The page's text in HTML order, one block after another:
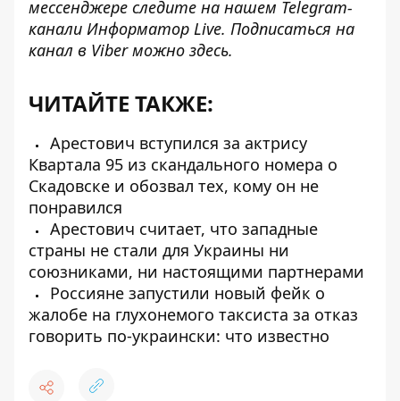
мессенджере следите на нашем Telegram-
канали Информатор Live. Подписаться на
канал в Viber можно здесь.
ЧИТАЙТЕ ТАКЖЕ:
Арестович вступился за актрису
Квартала 95 из скандального номера о
Скадовске и обозвал тех, кому он не
понравился
Арестович считает, что западные
страны не стали для Украины ни
союзниками, ни настоящими партнерами
Россияне запустили новый фейк о
жалобе на глухонемого таксиста за отказ
говорить по-украински: что известно